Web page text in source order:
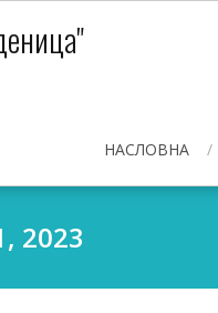
НАСЛОВНА
2023